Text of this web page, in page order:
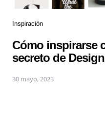
Inspiración
Cómo inspirarse
secreto de
30 mayo, 2023